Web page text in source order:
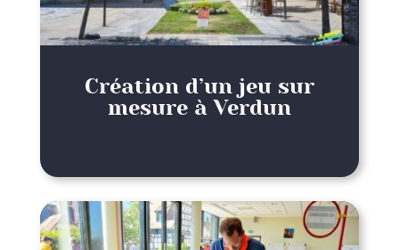
Création d’un jeu sur
mesure à Verdun